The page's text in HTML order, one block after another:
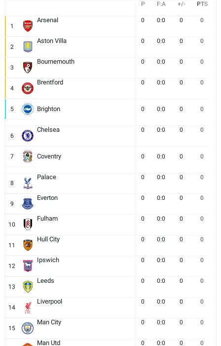
P F:A +/- PTS
1
Arsenal 0 0:0 0 0
2
Aston Villa 0 0:0 0 0
3
Bournemouth 0 0:0 0 0
4
Brentford 0 0:0 0 0
5 Brighton 0 0:0 0 0
6
Chelsea 0 0:0 0 0
7 Coventry 0 0:0 0 0
8
Palace 0 0:0 0 0
9
Everton 0 0:0 0 0
10
Fulham 0 0:0 0 0
11
Hull City 0 0:0 0 0
12
Ipswich 0 0:0 0 0
13
Leeds 0 0:0 0 0
14
Liverpool 0 0:0 0 0
15
Man City 0 0:0 0 0
Man Utd 0 0:0 0 0